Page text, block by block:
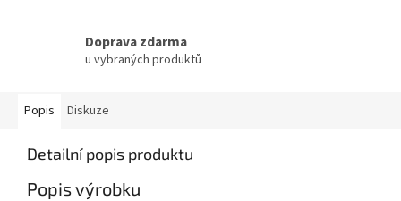
Doprava zdarma
u vybraných produktů
Popis Diskuze
Detailní popis produktu
Popis výrobku